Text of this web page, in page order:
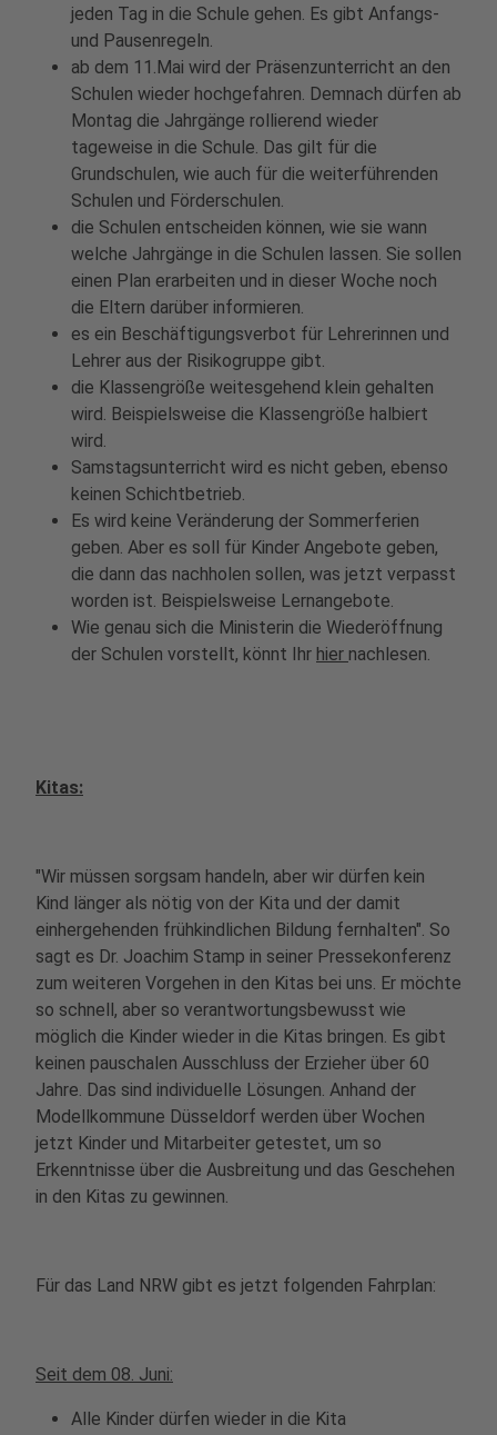
jeden Tag in die Schule gehen. Es gibt Anfangs-
und Pausenregeln.
ab dem 11.Mai wird der Präsenzunterricht an den
Schulen wieder hochgefahren. Demnach dürfen ab
Montag die Jahrgänge rollierend wieder
tageweise in die Schule. Das gilt für die
Grundschulen, wie auch für die weiterführenden
Schulen und Förderschulen.
die Schulen entscheiden können, wie sie wann
welche Jahrgänge in die Schulen lassen. Sie sollen
einen Plan erarbeiten und in dieser Woche noch
die Eltern darüber informieren.
es ein Beschäftigungsverbot für Lehrerinnen und
Lehrer aus der Risikogruppe gibt.
die Klassengröße weitesgehend klein gehalten
wird. Beispielsweise die Klassengröße halbiert
wird.
Samstagsunterricht wird es nicht geben, ebenso
keinen Schichtbetrieb.
Es wird keine Veränderung der Sommerferien
geben. Aber es soll für Kinder Angebote geben,
die dann das nachholen sollen, was jetzt verpasst
worden ist. Beispielsweise Lernangebote.
Wie genau sich die Ministerin die Wiederöffnung
der Schulen vorstellt, könnt Ihr hier nachlesen.
Kitas:
"Wir müssen sorgsam handeln, aber wir dürfen kein
Kind länger als nötig von der Kita und der damit
einhergehenden frühkindlichen Bildung fernhalten". So
sagt es Dr. Joachim Stamp in seiner Pressekonferenz
zum weiteren Vorgehen in den Kitas bei uns. Er möchte
so schnell, aber so verantwortungsbewusst wie
möglich die Kinder wieder in die Kitas bringen. Es gibt
keinen pauschalen Ausschluss der Erzieher über 60
Jahre. Das sind individuelle Lösungen. Anhand der
Modellkommune Düsseldorf werden über Wochen
jetzt Kinder und Mitarbeiter getestet, um so
Erkenntnisse über die Ausbreitung und das Geschehen
in den Kitas zu gewinnen.
Für das Land NRW gibt es jetzt folgenden Fahrplan:
Seit dem 08. Juni:
Alle Kinder dürfen wieder in die Kita